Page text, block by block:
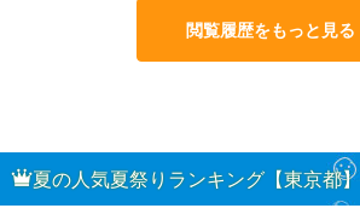
閲覧履歴をもっと見る
夏の人気夏祭りランキング【東京都】